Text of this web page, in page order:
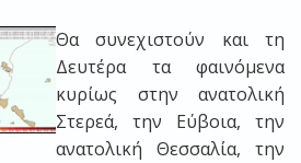
Θα συνεχιστούν και τη
Δευτέρα τα φαινόμενα
κυρίως στην ανατολική
Στερεά, την Εύβοια, την
ανατολική Θεσσαλία, την